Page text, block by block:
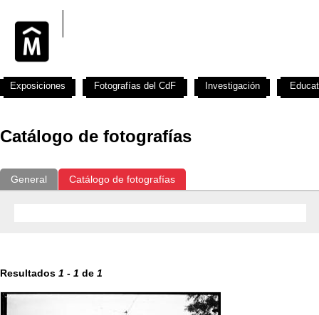
Catálogo de fotografías
General Catálogo de fotografías
Resultados 1 - 1 de 1
Exposiciones Fotografías del CdF Investigación